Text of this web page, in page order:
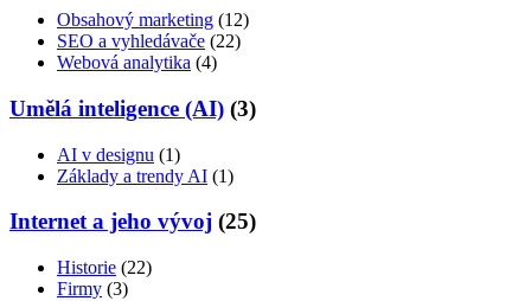
Obsahový marketing (12)
SEO a vyhledávače (22)
Webová analytika (4)
Umělá inteligence (AI) (3)
AI v designu (1)
Základy a trendy AI (1)
Internet a jeho vývoj (25)
Historie (22)
Firmy (3)